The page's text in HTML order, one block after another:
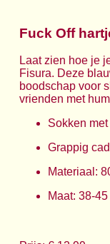
Fuck Off
Laat zien hoe je
Fisura. Deze
boodschap voor
vrienden met
Sokken
Grappig
Materiaal:
Maat: 38-45